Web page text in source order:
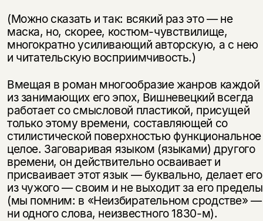
(Можно сказать и так: всякий раз это — не
маска, но, скорее, костюм-чувствилище,
многократно усиливающий авторскую, а с нею
и читательскую восприимчивость.)
Вмещая в роман многообразие жанров каждой
из занимающих его эпох, Вишневецкий всегда
работает со смысловой пластикой, присущей
только этому времени, составляющей со
стилистической поверхностью функциональное
целое. Заговаривая языком (языками) другого
времени, он действительно осваивает и
присваивает этот язык — буквально, делает его
из чужого — своим и не выходит за его пределы
(мы помним: в «Неизбирательном сродстве» —
ни одного слова, неизвестного 1830-м).